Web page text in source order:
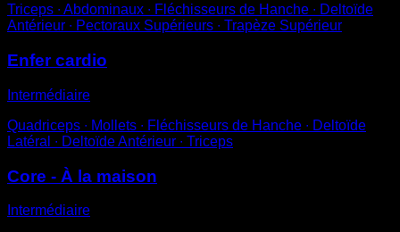
Triceps ∙ Abdominaux ∙ Fléchisseurs de Hanche ∙ Deltoïde
Antérieur ∙ Pectoraux Supérieurs ∙ Trapèze Supérieur
Enfer cardio
Intermédiaire
Quadriceps ∙ Mollets ∙ Fléchisseurs de Hanche ∙ Deltoïde
Latéral ∙ Deltoïde Antérieur ∙ Triceps
Core - À la maison
Intermédiaire